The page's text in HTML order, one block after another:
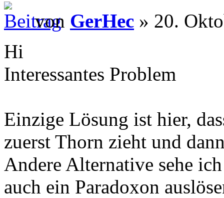
von GerHec » 20.
Hi
Interessantes Problem
Einzige Lösung ist hier,
zuerst Thorn zieht und
Andere Alternative sehe
auch ein Paradoxon